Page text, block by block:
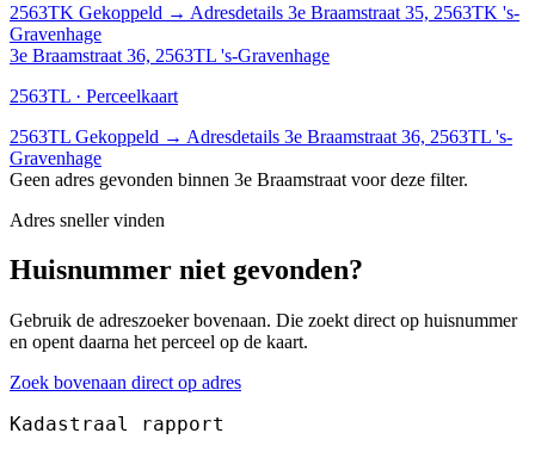
2563TK Gekoppeld → Adresdetails 3e Braamstraat 35, 2563TK 's-
Gravenhage
3e Braamstraat 36, 2563TL 's-Gravenhage
2563TL · Perceelkaart
2563TL Gekoppeld → Adresdetails 3e Braamstraat 36, 2563TL 's-
Gravenhage
Geen adres gevonden binnen 3e Braamstraat voor deze filter.
Adres sneller vinden
Huisnummer niet gevonden?
Gebruik de adreszoeker bovenaan. Die zoekt direct op huisnummer
en opent daarna het perceel op de kaart.
Zoek bovenaan direct op adres
Kadastraal rapport